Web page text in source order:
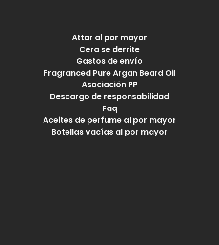
Attar al por mayor
Cera se derrite
Gastos de envío
Fragranced Pure Argan Beard Oil
Asociación PP
Descargo de responsabilidad
Faq
Aceites de perfume al por mayor
Botellas vacías al por mayor